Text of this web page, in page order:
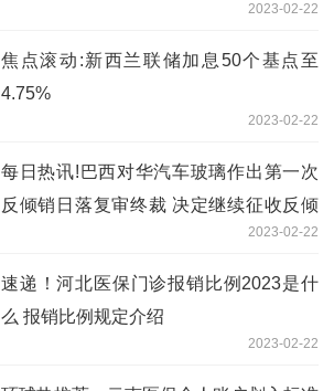
2023-02-22
焦点滚动:新西兰联储加息50个基点至
4.75%
2023-02-22
每日热讯!巴西对华汽车玻璃作出第一次
反倾销日落复审终裁 决定继续征收反倾
2023-02-22
速递！河北医保门诊报销比例2023是什
么 报销比例规定介绍
2023-02-22